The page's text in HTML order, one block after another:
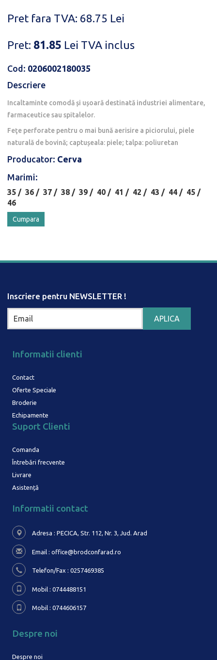
Pret fara TVA: 68.75 Lei
Pret: 81.85 Lei TVA inclus
Cod: 0206002180035
Descriere
Incaltaminte comodă și ușoară destinată industriei alimentare,
farmaceutice sau spitalelor.
Feţe perforate pentru o mai bună aerisire a piciorului, piele
naturală de bovină; captușeala: piele; talpa: poliuretan
Producator: Cerva
Marimi:
35 / 36 / 37 / 38 / 39 / 40 / 41 / 42 / 43 / 44 / 45 /
46
Cumpara
Inscriere pentru NEWSLETTER !
Informatii clienti
Contact
Oferte Speciale
Broderie
Echipamente
Suport Clienti
Comanda
Întrebări frecvente
Livrare
Asistență
Informatii contact
Adresa : PECICA, Str. 112, Nr. 3, Jud. Arad
Email : office@brodconfarad.ro
Telefon/Fax : 0257469385
Mobil : 0744488151
Mobil : 0744606157
Despre noi
Despre noi